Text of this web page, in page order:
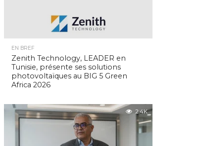
EN BREF
Zenith Technology, LEADER en
Tunisie, présente ses solutions
photovoltaïques au BIG 5 Green
Africa 2026
2.4K